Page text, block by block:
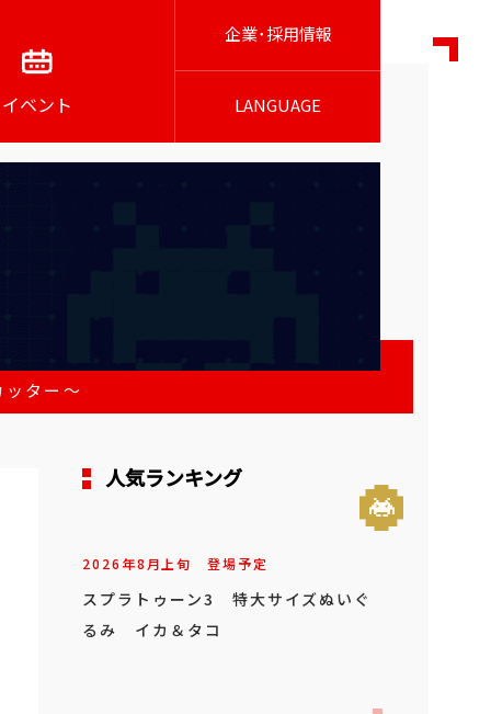
イベント
企業･採用情報
LANGUAGE
ター～
人気ランキング
2026年8月上旬 登場予定
スプラトゥーン3 特大サイズぬいぐ
るみ イカ＆タコ